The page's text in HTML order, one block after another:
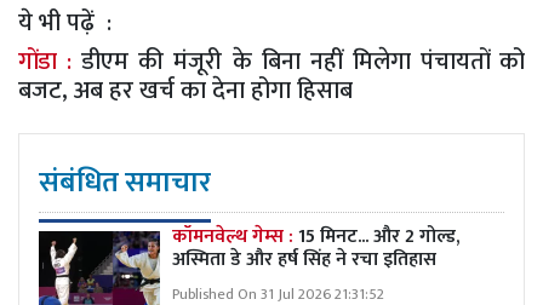
ये भी पढ़ें :
गोंडा :डीएम की मंजूरी के बिना नहीं मिलेगा पंचायतों को
बजट, अब हर खर्च का देना होगा हिसाब
संबंधित समाचार
कॉमनवेल्थ गेम्स :15 मिनट... और 2 गोल्ड,
अस्मिता डे और हर्ष सिंह ने रचा इतिहास
Published On 31 Jul 2026 21:31:52